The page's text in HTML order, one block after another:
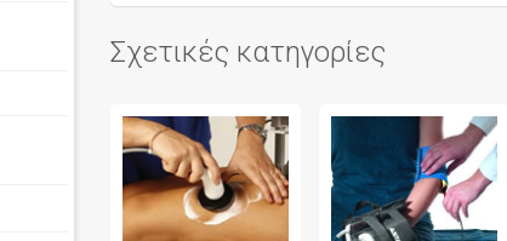
Σχετικές κατηγορίες